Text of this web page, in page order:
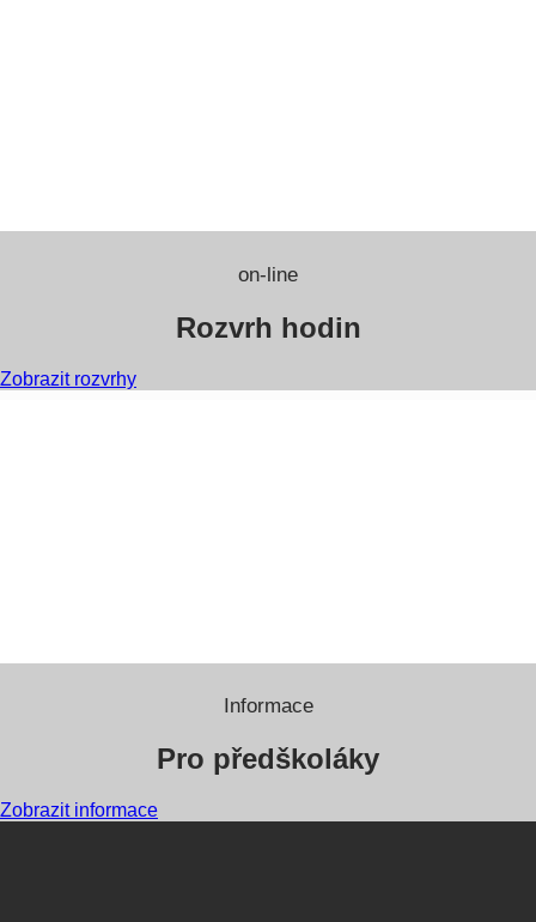
on-line
Rozvrh hodin
Zobrazit rozvrhy
Informace
Pro předškoláky
Zobrazit informace